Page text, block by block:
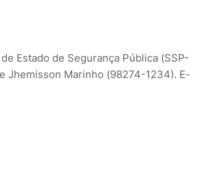
Estado de Segurança Pública (SSP-
Jhemisson Marinho (98274-1234). E-